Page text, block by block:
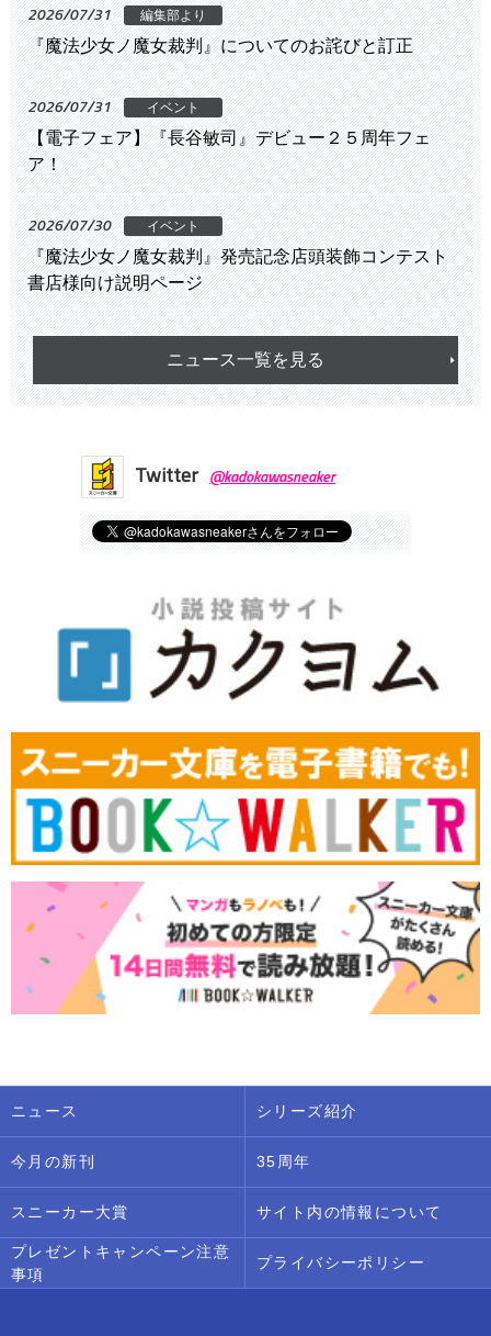
2026/07/31 編集部より
『魔法少女ノ魔女裁判』についてのお詫びと訂正
2026/07/31 イベント
【電子フェア】『長谷敏司』デビュー２５周年フェ
ア！
2026/07/30 イベント
『魔法少女ノ魔女裁判』発売記念店頭装飾コンテスト
書店様向け説明ページ
ニュース一覧を見る
Twitter @kadokawasneaker
ニュース シリーズ紹介
今月の新刊 35周年
スニーカー大賞 サイト内の情報について
プレゼントキャンペーン注意
事項
プライバシーポリシー